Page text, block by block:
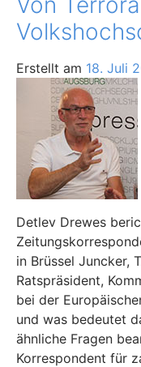
Erstellt am 18. Juli
Detlev Drewes
in Brüssel Juncker,
Ratspräsident,
bei der
und was bedeutet
ähnliche Fragen
Korrespondent für